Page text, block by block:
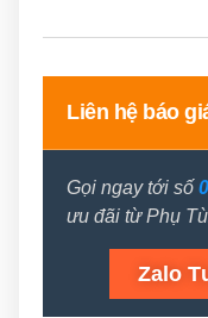
Liên hệ báo
Gọi ngay tới số
ưu đãi từ Phụ
Zalo